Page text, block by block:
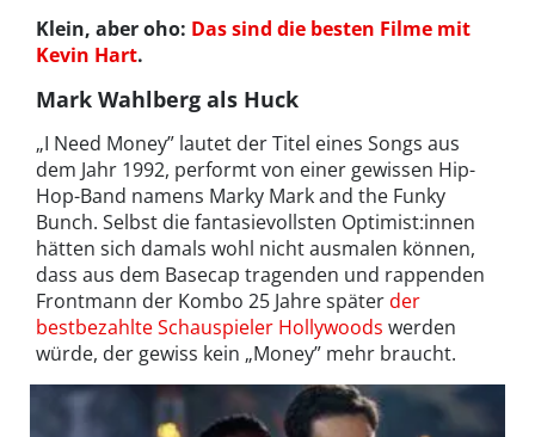
Klein, aber oho: Das sind die besten Filme mit
Kevin Hart.
Mark Wahlberg als Huck
„I Need Money” lautet der Titel eines Songs aus
dem Jahr 1992, performt von einer gewissen Hip-
Hop-Band namens Marky Mark and the Funky
Bunch. Selbst die fantasievollsten Optimist:innen
hätten sich damals wohl nicht ausmalen können,
dass aus dem Basecap tragenden und rappenden
Frontmann der Kombo 25 Jahre späterder
bestbezahlte Schauspieler Hollywoods werden
würde, der gewiss kein „Money” mehr braucht.